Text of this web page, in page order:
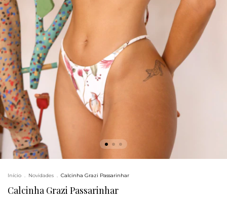
Início . Novidades . Calcinha Grazi Passarinhar
Calcinha Grazi Passarinhar